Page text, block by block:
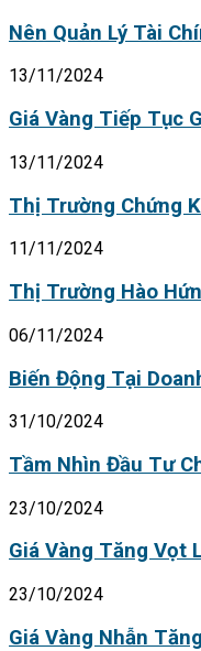
Nên Quản Lý Tài
13/11/2024
Giá Vàng Tiếp Tục
13/11/2024
Thị Trường Chứng
11/11/2024
Thị Trường Hào
06/11/2024
Biến Động Tại
31/10/2024
Tầm Nhìn Đầu Tư
23/10/2024
Giá Vàng Tăng Vọt
23/10/2024
Giá Vàng Nhẫn